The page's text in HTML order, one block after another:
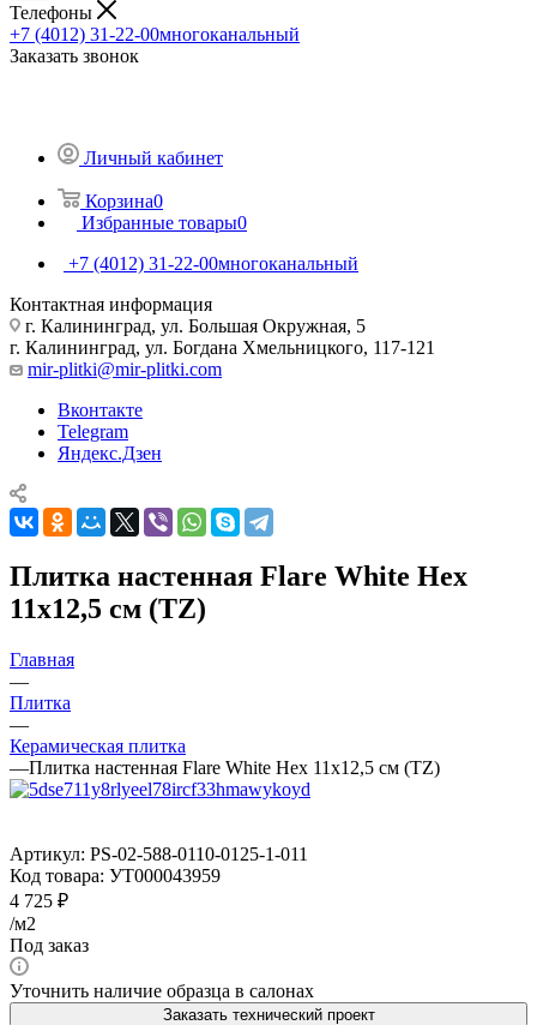
Телефоны
+7 (4012) 31-22-00многоканальный
Заказать звонок
Личный кабинет
Корзина0
Избранные товары0
+7 (4012) 31-22-00многоканальный
Контактная информация
г. Калининград, ул. Большая Окружная, 5
г. Калининград, ул. Богдана Хмельницкого, 117-121
mir-plitki@mir-plitki.com
Вконтакте
Telegram
Яндекс.Дзен
Плитка настенная Flare White Hex
11x12,5 см (TZ)
Главная
—
Плитка
—
Керамическая плитка
—Плитка настенная Flare White Hex 11x12,5 см (TZ)
Артикул: PS-02-588-0110-0125-1-011
Код товара: УТ000043959
4 725 ₽
/м2
Под заказ
Уточнить наличие образца в салонах
Заказать технический проект